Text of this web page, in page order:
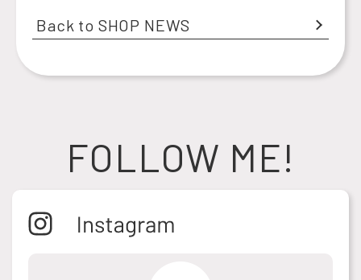
Back to SHOP NEWS
FOLLOW ME!